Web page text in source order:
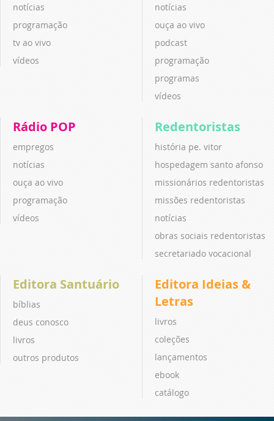
notícias
programação
tv ao vivo
vídeos
notícias
ouça ao vivo
podcast
programação
programas
vídeos
Rádio POP
empregos
notícias
ouça ao vivo
programação
vídeos
Redentoristas
história pe. vitor
hospedagem santo afonso
missionários redentoristas
missões redentoristas
notícias
obras sociais redentoristas
secretariado vocacional
Editora Santuário
bíblias
deus conosco
livros
outros produtos
Editora Ideias &
Letras
livros
coleções
lançamentos
ebook
catálogo